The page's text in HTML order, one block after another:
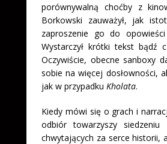
porównywalną choćby z
Borkowski zauważył, jak
zaproszenie go do
Wystarczył krótki tekst bądź
Oczywiście, obecne sanboxy
sobie na więcej dosłowności,
jak w przypadku Kholata.
Kiedy mówi się o grach i
odbiór towarzyszy
chwytających za serce historii,